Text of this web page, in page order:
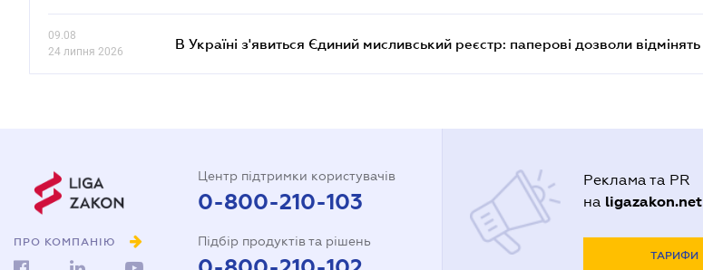
09.08
24 липня 2026
В Україні з'явиться Єдиний мисливський реєстр: паперові дозволи відмінять
ПРО КОМПАНІЮ
Центр підтримки користувачів
0-800-210-103
Підбір продуктів та рішень
Реклама та PR
на ligazakon.net
ТАРИФИ